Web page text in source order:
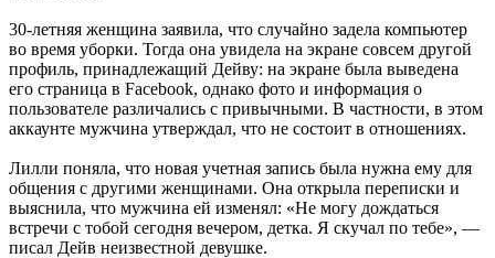
30-летняя женщина заявила, что случайно задела компьютер
во время уборки. Тогда она увидела на экране совсем другой
профиль, принадлежащий Дейву: на экране была выведена
его страница в Facebook, однако фото и информация о
пользователе различались с привычными. В частности, в этом
аккаунте мужчина утверждал, что не состоит в отношениях.
Лилли поняла, что новая учетная запись была нужна ему для
общения с другими женщинами. Она открыла переписки и
выяснила, что мужчина ей изменял: «Не могу дождаться
встречи с тобой сегодня вечером, детка. Я скучал по тебе», —
писал Дейв неизвестной девушке.